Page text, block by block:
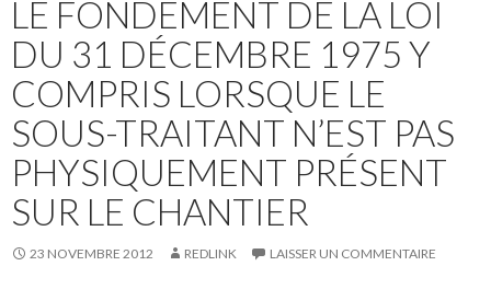
LE FONDEMENT DE LA LOI
DU 31 DÉCEMBRE 1975 Y
COMPRIS LORSQUE LE
SOUS-TRAITANT N’EST PAS
PHYSIQUEMENT PRÉSENT
SUR LE CHANTIER
23 NOVEMBRE 2012 REDLINK LAISSER UN COMMENTAIRE